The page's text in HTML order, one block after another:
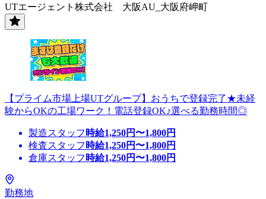
UTエージェント株式会社 大阪AU_大阪府岬町
【プライム市場上場UTグループ】おうちで登録完了★未経
験からOKの工場ワーク！電話登録OK♪選べる勤務時間◎
製造スタッフ 時給1,250円〜1,800円
検査スタッフ 時給1,250円〜1,800円
倉庫スタッフ 時給1,250円〜1,800円
勤務地